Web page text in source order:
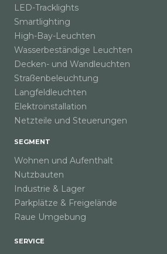
LED-Tracklights
Smartlighting
High-Bay-Leuchten
Wasserbeständige Leuchten
Decken- und Wandleuchten
Straßenbeleuchtung
Langfeldleuchten
Elektroinstallation
Netzteile und Steuerungen
SEGMENT
Wohnen und Aufenthalt
Nutzbauten
Industrie & Lager
Parkplätze & Freigelände
Raue Umgebung
SERVICE